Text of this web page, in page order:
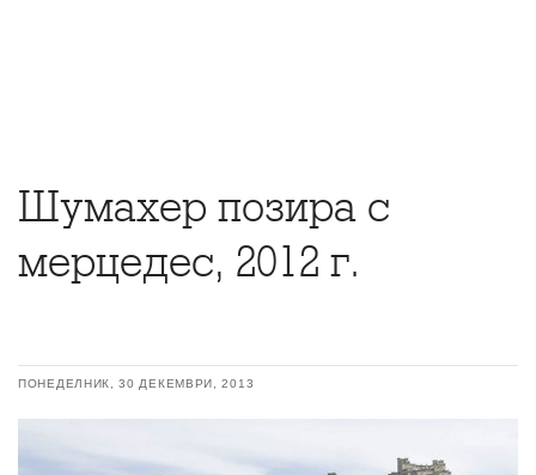
Шумахер позира с
мерцедес, 2012 г.
ПОНЕДЕЛНИК, 30 ДЕКЕМВРИ, 2013